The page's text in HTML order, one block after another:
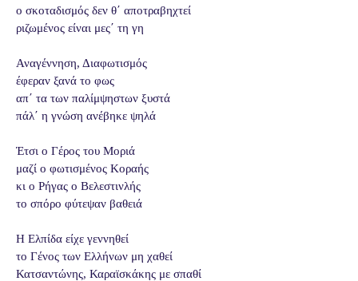
ο σκοταδισμός δεν θ΄ αποτραβηχτεί
ριζωμένος είναι μες΄ τη γη
Αναγέννηση, Διαφωτισμός
έφεραν ξανά το φως
απ΄ τα των παλίμψηστων ξυστά
πάλ΄ η γνώση ανέβηκε ψηλά
Έτσι ο Γέρος του Μοριά
μαζί ο φωτισμένος Κοραής
κι ο Ρήγας ο Βελεστινλής
το σπόρο φύτεψαν βαθειά
Η Ελπίδα είχε γεννηθεί
το Γένος των Ελλήνων μη χαθεί
Κατσαντώνης, Καραϊσκάκης με σπαθί